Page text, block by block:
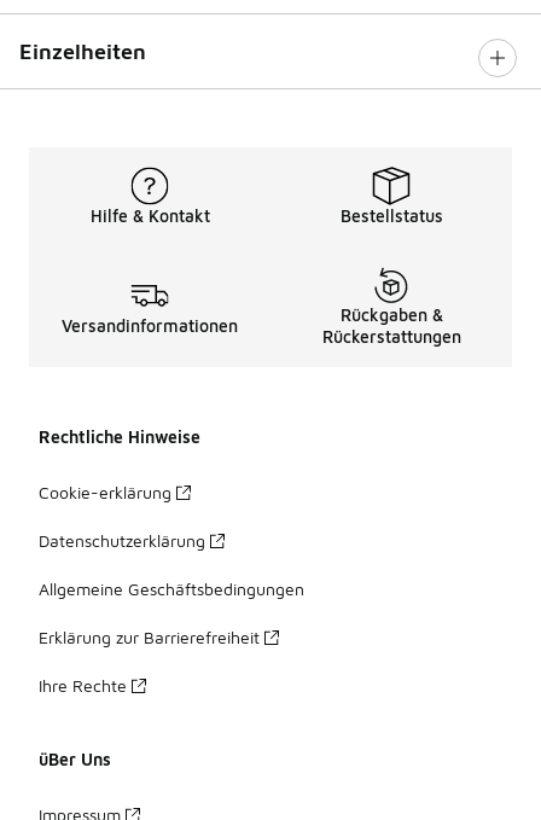
Einzelheiten
Hilfe & Kontakt Bestellstatus
Versandinformationen
Rückgaben &
Rückerstattungen
Rechtliche Hinweise
Cookie-erklärung
Datenschutzerklärung
Allgemeine Geschäftsbedingungen
Erklärung zur Barrierefreiheit
Ihre Rechte
üBer Uns
Impressum